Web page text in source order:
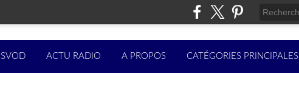
SVOD ACTU RADIO A PROPOS CATÉGORIES PRINCIPALES